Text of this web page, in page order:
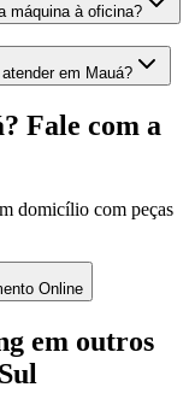
máquina à oficina?
em Mauá?
? Fale com a
domicílio com peças
Online
em outros